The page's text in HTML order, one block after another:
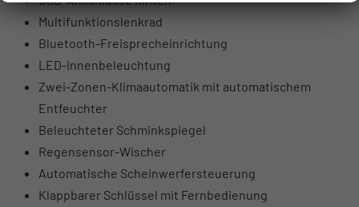
Multifunktionslenkrad
Bluetooth-Freisprecheinrichtung
LED-Innenbeleuchtung
Zwei-Zonen-Klimaautomatik mit automatischem
Entfeuchter
Beleuchteter Schminkspiegel
Regensensor-Wischer
Automatische Scheinwerfersteuerung
Klappbarer Schlüssel mit Fernbedienung